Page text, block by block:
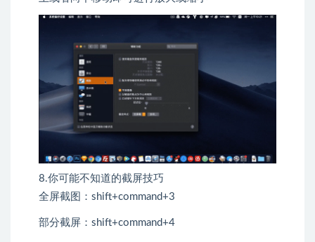
8.你可能不知道的截屏技巧
全屏截图：shift+command+3
部分截屏：shift+command+4